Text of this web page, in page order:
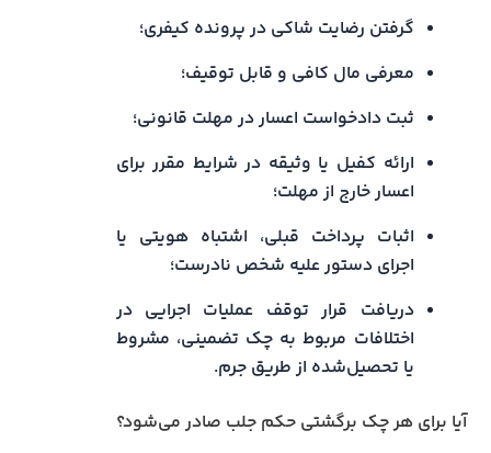
گرفتن رضایت شاکی در پرونده کیفری؛
معرفی مال کافی و قابل توقیف؛
ثبت دادخواست اعسار در مهلت قانونی؛
ارائه کفیل یا وثیقه در شرایط مقرر برای
اعسار خارج از مهلت؛
اثبات پرداخت قبلی، اشتباه هویتی یا
اجرای دستور علیه شخص نادرست؛
دریافت قرار توقف عملیات اجرایی در
اختلافات مربوط به چک تضمینی، مشروط
یا تحصیل‌شده از طریق جرم.
آیا برای هر چک برگشتی حکم جلب صادر می‌شود؟